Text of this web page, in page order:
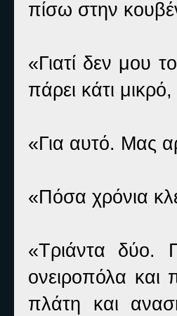
πίσω στην
«Γιατί δεν μου
πάρει κάτι
«Για αυτό. Μας
«Πόσα χρόνια
«Τριάντα δύο.
ονειροπόλα και
πλάτη και